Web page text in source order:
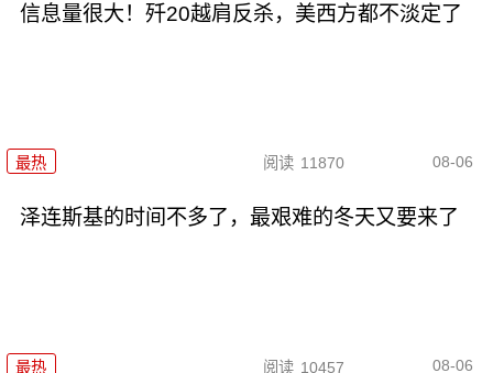
信息量很大！歼20越肩反杀，美西方都不淡定了
最热 阅读 11870 08-06
泽连斯基的时间不多了，最艰难的冬天又要来了
最热 阅读 10457 08-06